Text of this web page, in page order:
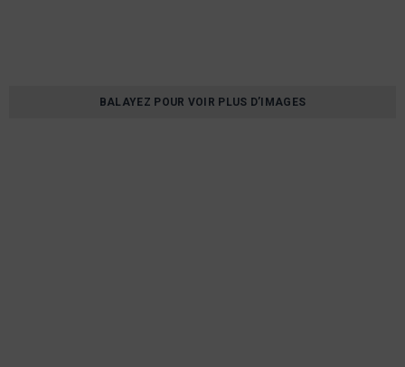
BALAYEZ POUR VOIR PLUS D’IMAGES